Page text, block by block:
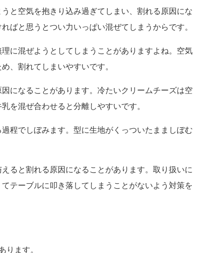
と空気を抱きり込み過ぎてしまい、割れる原因にな
ばと思うとつい力いっぱい混ぜてしまうからです。
に混ぜようとしてしまうことがありますよね。空気
、割れてしまいやすいです。
になることがあります。冷たいクリームチーズは空
を混ぜ合わせると分離しやすいです。
程でしぼみます。型に生地がくっついたまましぼむ
ると割れる原因になることがあります。取り扱いに
テーブルに叩き落してしまうことがないよう対策を
ります。